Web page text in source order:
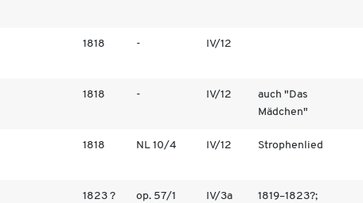
1818 - IV/12
1818 - IV/12
auch "Das
Mädchen"
1818 NL 10/4 IV/12 Strophenlied
1823 ? op. 57/1 IV/3a
1819–1823?;